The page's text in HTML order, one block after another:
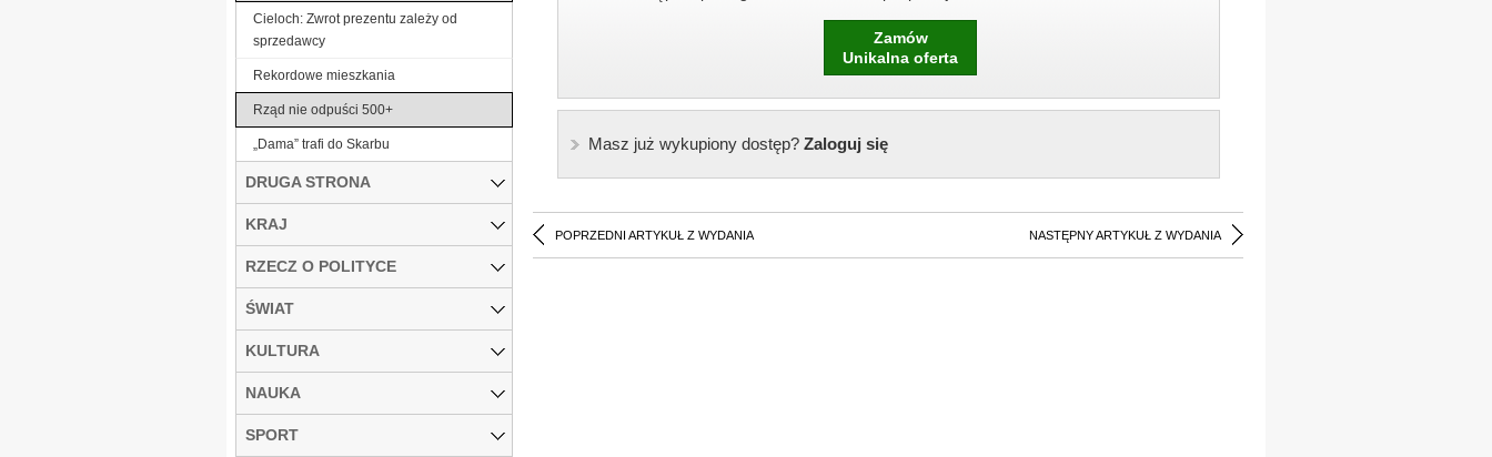
Zamów
Unikalna oferta
Masz już wykupiony dostęp?Zaloguj się
POPRZEDNI ARTYKUŁ Z WYDANIA NASTĘPNY ARTYKUŁ Z WYDANIA
Cieloch: Zwrot prezentu zależy od
sprzedawcy
Rekordowe mieszkania
Rząd nie odpuści 500+
„Dama” trafi do Skarbu
DRUGA STRONA
KRAJ
RZECZ O POLITYCE
ŚWIAT
KULTURA
NAUKA
SPORT